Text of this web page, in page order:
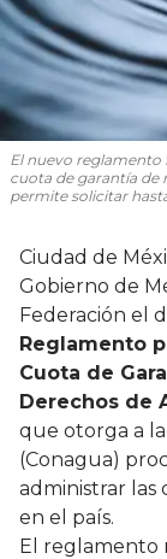
El nuevo reglamento
cuota de garantía de
permite solicitar
Ciudad de
Gobierno de
Federación el
Reglamento
Cuota de
Derechos de
que otorga a
(Conagua)
administrar las
en el país.
El reglamento